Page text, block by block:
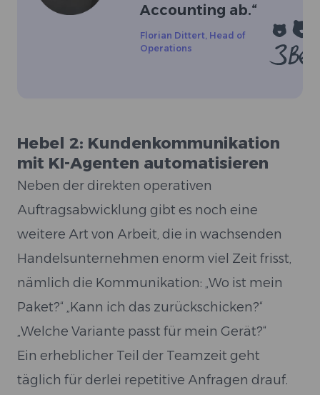
Accounting ab.“
Florian Dittert, Head of
Operations
Hebel 2: Kundenkommunikation
mit KI-Agenten automatisieren
Neben der direkten operativen
Auftragsabwicklung gibt es noch eine
weitere Art von Arbeit, die in wachsenden
Handelsunternehmen enorm viel Zeit frisst,
nämlich die Kommunikation: „Wo ist mein
Paket?“ „Kann ich das zurückschicken?“
„Welche Variante passt für mein Gerät?“
Ein erheblicher Teil der Teamzeit geht
täglich für derlei repetitive Anfragen drauf.